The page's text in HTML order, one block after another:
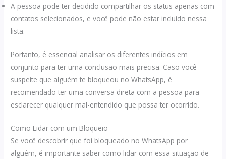
A pessoa pode ter decidido compartilhar os status apenas com
contatos selecionados, e você pode não estar incluído nessa
lista.
Portanto, é essencial analisar os diferentes indícios em
conjunto para ter uma conclusão mais precisa. Caso você
suspeite que alguém te bloqueou no WhatsApp, é
recomendado ter uma conversa direta com a pessoa para
esclarecer qualquer mal-entendido que possa ter ocorrido.
Como Lidar com um Bloqueio
Se você descobrir que foi bloqueado no WhatsApp por
alguém, é importante saber como lidar com essa situação de